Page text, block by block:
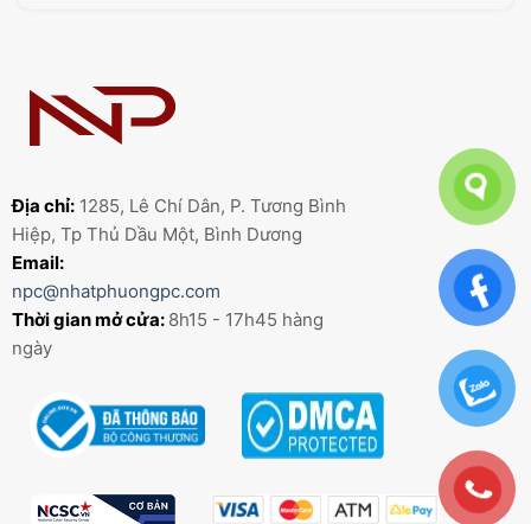
Địa chỉ: 1285, Lê Chí Dân, P. Tương Bình
Hiệp, Tp Thủ Dầu Một, Bình Dương
Email:
npc@nhatphuongpc.com
Thời gian mở cửa: 8h15 - 17h45 hàng
ngày